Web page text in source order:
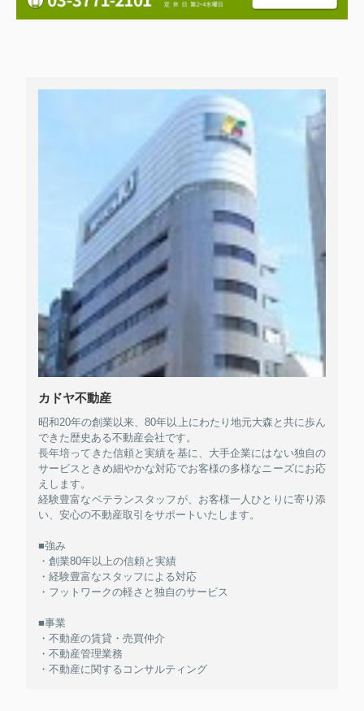
カドヤ不動産
昭和20年の創業以来、80年以上にわたり地元大森と共に歩ん
できた歴史ある不動産会社です。
長年培ってきた信頼と実績を基に、大手企業にはない独自の
サービスときめ細やかな対応でお客様の多様なニーズにお応
えします。
経験豊富なベテランスタッフが、お客様一人ひとりに寄り添
い、安心の不動産取引をサポートいたします。
■強み
・創業80年以上の信頼と実績
・経験豊富なスタッフによる対応
・フットワークの軽さと独自のサービス
■事業
・不動産の賃貸・売買仲介
・不動産管理業務
・不動産に関するコンサルティング